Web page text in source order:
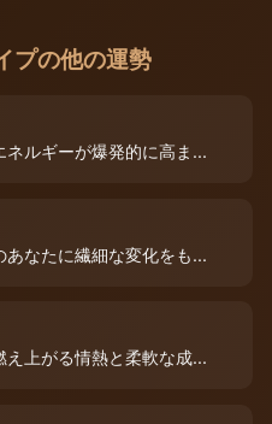
プの他の運勢
ルギーが爆発的に高ま...
なたに繊細な変化をも...
上がる情熱と柔軟な成...